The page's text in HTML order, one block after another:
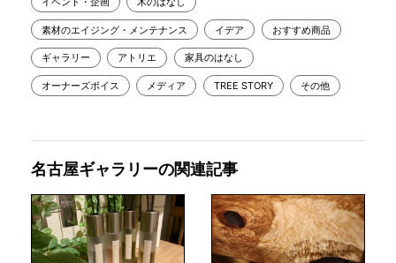
素材のエイジング・メンテナンス イデア おすすめ商品
ギャラリー アトリエ 家具のはなし
オーナーズボイス メディア TREE STORY その他
名古屋ギャラリーの関連記事